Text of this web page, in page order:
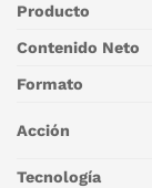
Producto
Contenido Neto
Formato
Acción
Tecnología